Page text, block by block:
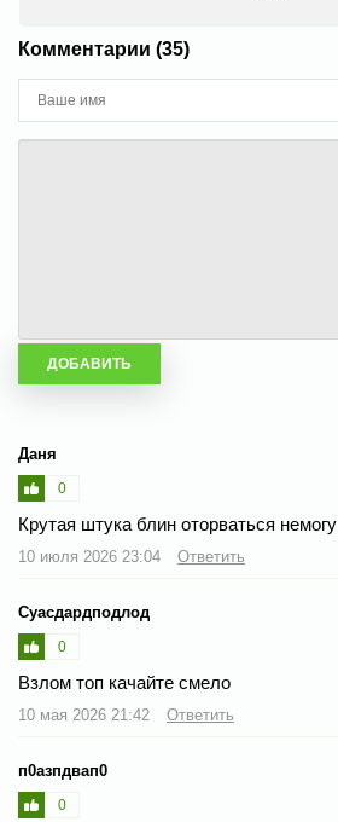
Комментарии (35)
Даня
0
Крутая штука блин оторваться немогу
10 июля 2026 23:04 Ответить
Суасдардподлод
0
Взлом топ качайте смело
10 мая 2026 21:42 Ответить
п0азпдвап0
0